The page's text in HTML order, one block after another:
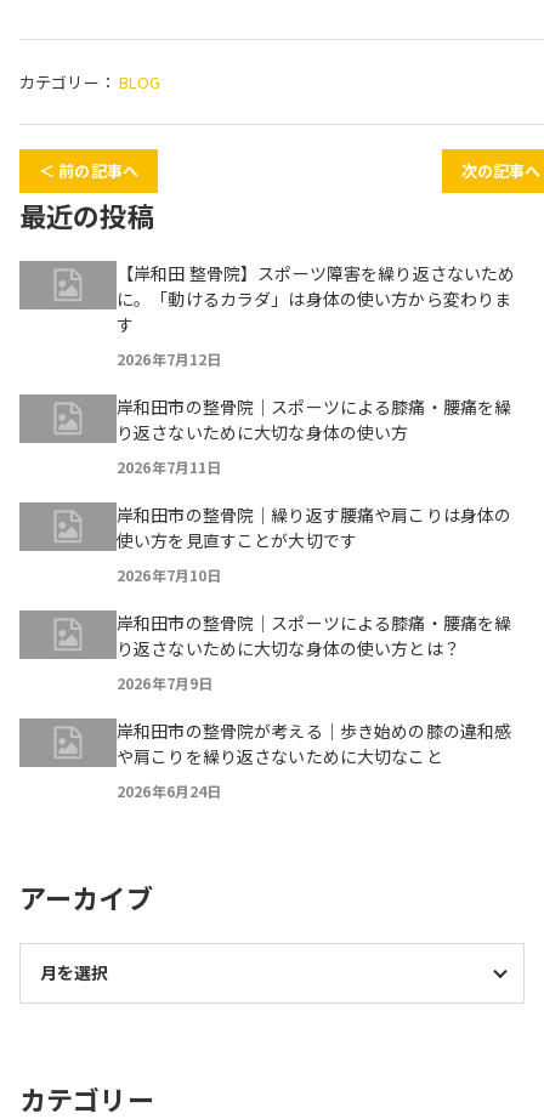
カテゴリー： BLOG
＜ 前の記事へ 次の記事
最近の投稿
【岸和田 整骨院】スポーツ障害を繰り返さないため
に。「動けるカラダ」は身体の使い方から変わりま
す
2026年7月12日
岸和田市の整骨院｜スポーツによる膝痛・腰痛を繰
り返さないために大切な身体の使い方
2026年7月11日
岸和田市の整骨院｜繰り返す腰痛や肩こりは身体の
使い方を見直すことが大切です
2026年7月10日
岸和田市の整骨院｜スポーツによる膝痛・腰痛を繰
り返さないために大切な身体の使い方とは？
2026年7月9日
岸和田市の整骨院が考える｜歩き始めの膝の違和感
や肩こりを繰り返さないために大切なこと
2026年6月24日
アーカイブ
カテゴリー